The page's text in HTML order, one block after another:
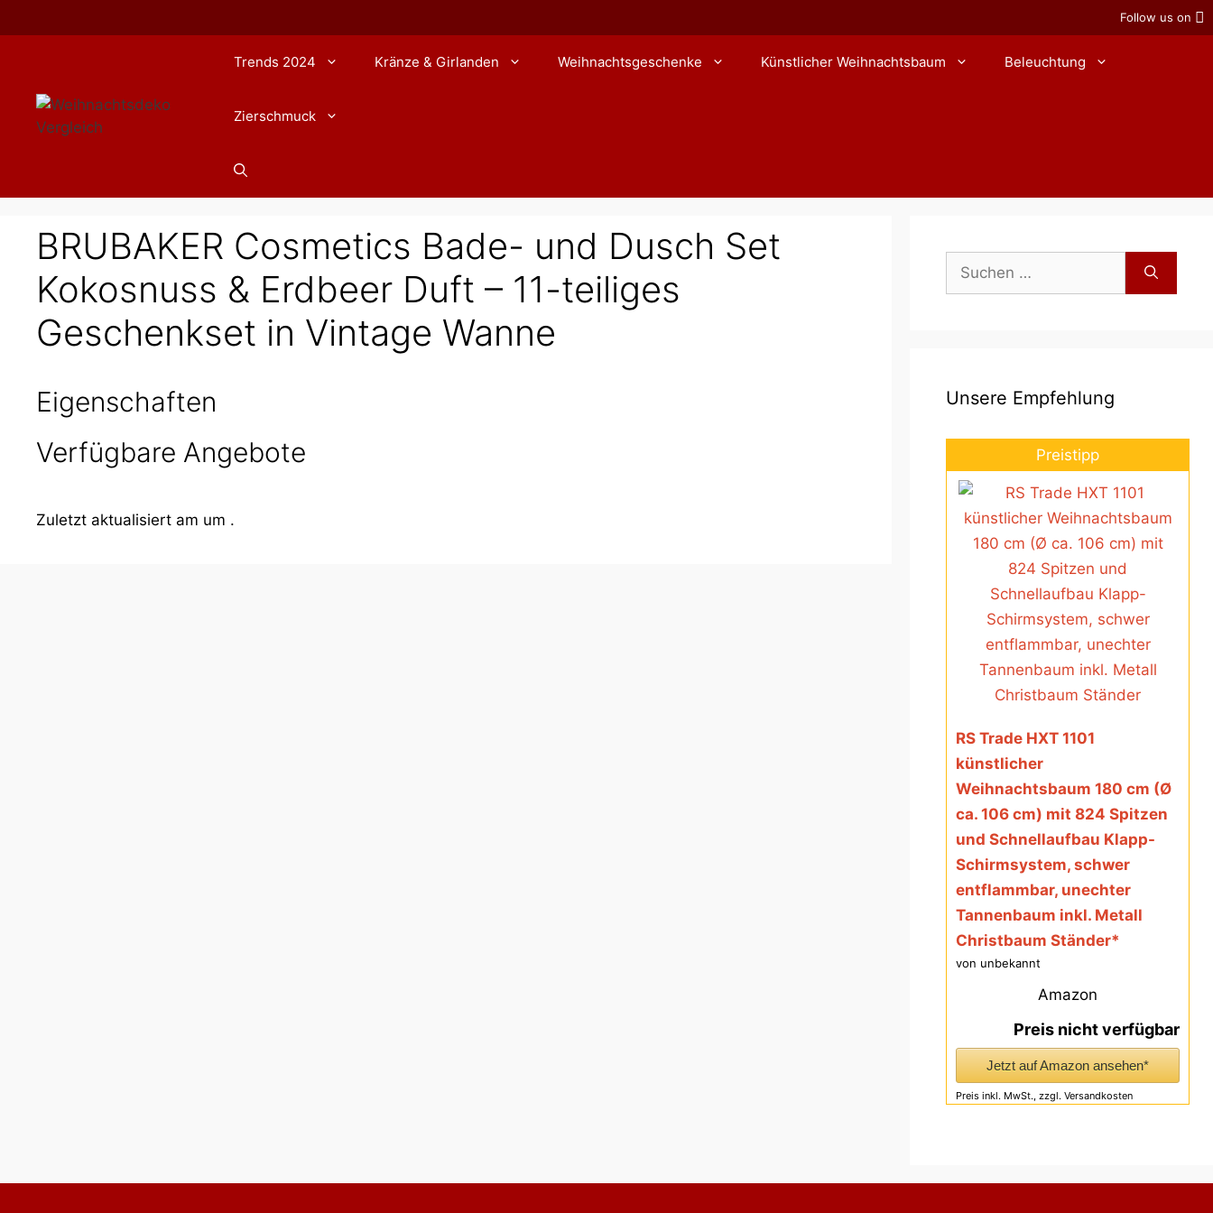
Inhalt
Follow us on
Trends 2024 Kränze & Girlanden Weihnachtsgeschenke Künstlicher Weihnachtsbaum Beleuchtung
Zierschmuck
BRUBAKER Cosmetics Bade- und Dusch Set
Kokosnuss & Erdbeer Duft – 11-teiliges
Geschenkset in Vintage Wanne
Eigenschaften
Verfügbare Angebote
Zuletzt aktualisiert am um .
Suchen
nach:
Unsere Empfehlung
Preistipp
RS Trade HXT 1101
künstlicher
Weihnachtsbaum 180 cm (Ø
ca. 106 cm) mit 824 Spitzen
und Schnellaufbau Klapp-
Schirmsystem, schwer
entflammbar, unechter
Tannenbaum inkl. Metall
Christbaum Ständer*
von unbekannt
Amazon
Preis nicht verfügbar
Jetzt auf Amazon ansehen*
Preis inkl. MwSt., zzgl. Versandkosten